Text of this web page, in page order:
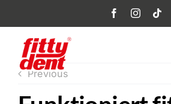
springen
Home
Previous